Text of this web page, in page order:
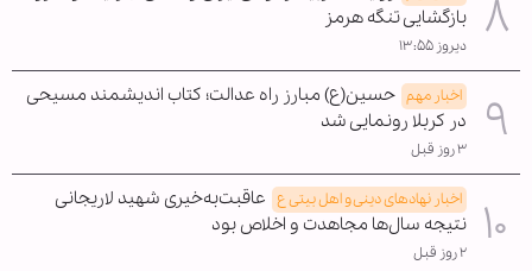
بازگشایی تنگه هرمز
دیروز ۱۳:۵۵
اخبار مهم حسین(ع) مبارز راه عدالت؛ کتاب اندیشمند مسیحی
در کربلا رونمایی شد
۳ روز قبل
اخبار نهادهای دینی و اهل بیتی ع عاقبت‌به‌خیری شهید لاریجانی
نتیجه سال‌ها مجاهدت و اخلاص بود
۲ روز قبل